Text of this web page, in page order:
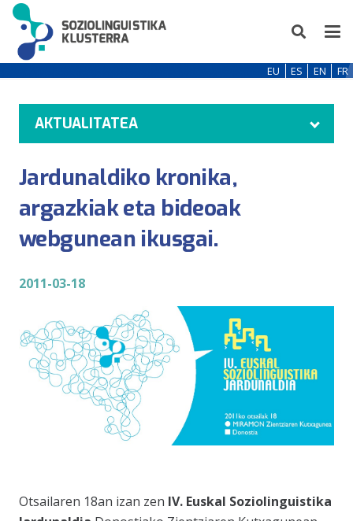
EU ES EN FR
AKTUALITATEA
Jardunaldiko kronika,
argazkiak eta bideoak
webgunean ikusgai.
2011-03-18
Otsailaren 18an izan zen IV. Euskal Soziolinguistika